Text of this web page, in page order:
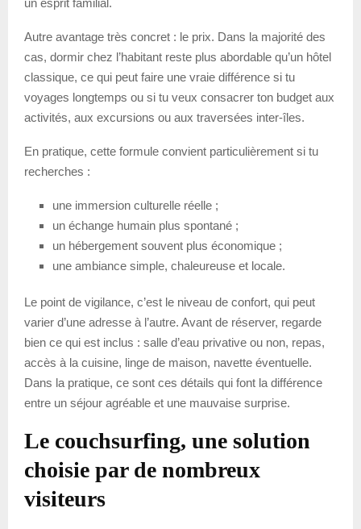
Autre avantage très concret : le prix. Dans la majorité des
cas, dormir chez l’habitant reste plus abordable qu’un hôtel
classique, ce qui peut faire une vraie différence si tu
voyages longtemps ou si tu veux consacrer ton budget aux
activités, aux excursions ou aux traversées inter-îles.
En pratique, cette formule convient particulièrement si tu
recherches :
une immersion culturelle réelle ;
un échange humain plus spontané ;
un hébergement souvent plus économique ;
une ambiance simple, chaleureuse et locale.
Le point de vigilance, c’est le niveau de confort, qui peut
varier d’une adresse à l’autre. Avant de réserver, regarde
bien ce qui est inclus : salle d’eau privative ou non, repas,
accès à la cuisine, linge de maison, navette éventuelle.
Dans la pratique, ce sont ces détails qui font la différence
entre un séjour agréable et une mauvaise surprise.
Le couchsurfing, une solution
choisie par de nombreux
visiteurs